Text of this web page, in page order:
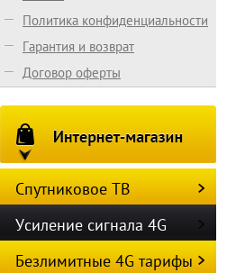
Политика конфиденциальности
Гарантия и возврат
Договор оферты
Спутниковое ТВ
Усиление сигнала 4G
Безлимитные 4G тарифы